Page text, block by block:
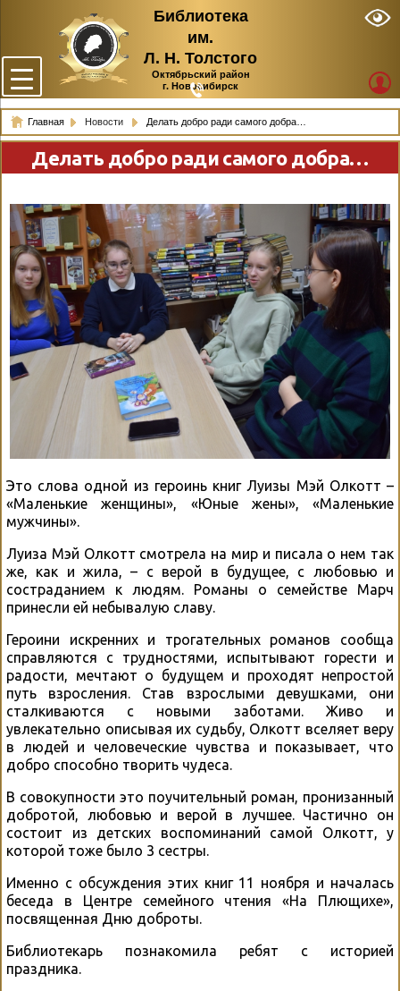
Библиотека
им.
Л. Н. Толстого
Октябрьский район
г. Новосибирск
Главная Новости Делать добро ради самого добра…
Делать добро ради самого добра…
Это слова одной из героинь книг Луизы Мэй Олкотт –
«Маленькие женщины», «Юные жены», «Маленькие
мужчины».
Луиза Мэй Олкотт смотрела на мир и писала о нем так
же, как и жила, – с верой в будущее, с любовью и
состраданием к людям. Романы о семействе Марч
принесли ей небывалую славу.
Героини искренних и трогательных романов сообща
справляются с трудностями, испытывают горести и
радости, мечтают о будущем и проходят непростой
путь взросления. Став взрослыми девушками, они
сталкиваются с новыми заботами. Живо и
увлекательно описывая их судьбу, Олкотт вселяет веру
в людей и человеческие чувства и показывает, что
добро способно творить чудеса.
В совокупности это поучительный роман, пронизанный
добротой, любовью и верой в лучшее. Частично он
состоит из детских воспоминаний самой Олкотт, у
которой тоже было 3 сестры.
Именно с обсуждения этих книг 11 ноября и началась
беседа в Центре семейного чтения «На Плющихе»,
посвященная Дню доброты.
Библиотекарь познакомила ребят с историей
праздника.